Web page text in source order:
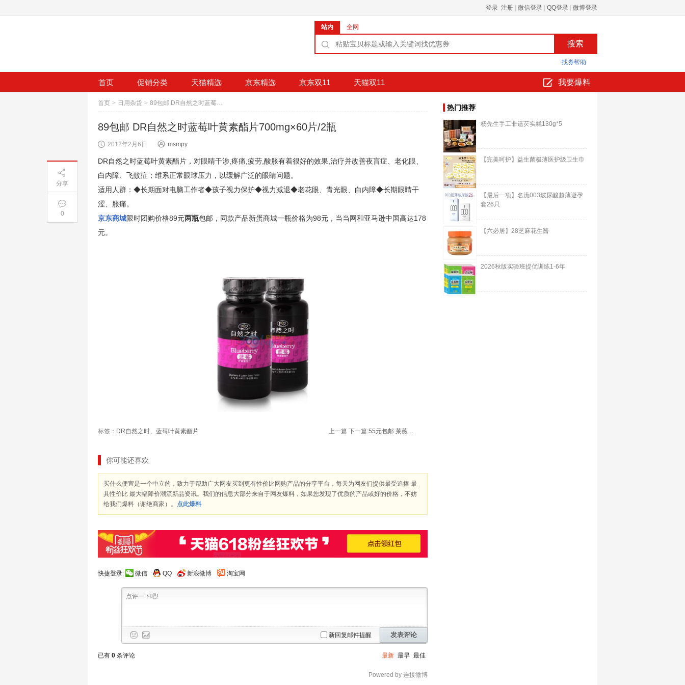
登录 注册 微信登录 QQ登录 微博登录
站内 全网
找券帮助
首页 促销分类 天猫精选 京东精选 京东双11 天猫双11 我要爆料
首页 > 日用杂货 > 89包邮 DR自然之时蓝莓叶黄素酯片700mg×60片/2瓶
89包邮 DR自然之时蓝莓叶黄素酯片700mg×60片/2瓶
2012年2月6日 msmpy
DR自然之时蓝莓叶黄素酯片，对眼睛干涉,疼痛,疲劳,酸胀有着很好的效果,治疗并改善夜盲症、老化眼、
白内障、飞蚊症；维系正常眼球压力，以缓解广泛的眼睛问题。
适用人群：◆长期面对电脑工作者◆孩子视力保护◆视力减退◆老花眼、青光眼、白内障◆长期眼睛干
涩、胀痛。
京东商城限时团购价格89元两瓶包邮，同款产品新蛋商城一瓶价格为98元，当当网和亚马逊中国高达178
元。
标签： DR自然之时、 蓝莓叶黄素酯片 上一篇 下一篇: 55元包邮 莱薇妈咪 印花长袖孕妇连衣裙96558
你可能还喜欢
买什么便宜是一个中立的，致力于帮助广大网友买到更有性价比网购产品的分享平台，每天为网友们提供最受追捧 最
具性价比 最大幅降价潮流新品资讯。我们的信息大部分来自于网友爆料，如果您发现了优质的产品或好的价格，不妨
给我们爆料（谢绝商家）。 点此爆料
快捷登录: 微信 QQ 新浪微博 淘宝网
新回复邮件提醒 发表评论
已有 0 条评论 最新 最早 最佳
Powered by 连接微博
热门推荐
杨先生手工非遗芡实糕130g*5
【完美呵护】益生菌极薄医护级卫生巾
【最后一项】名流003玻尿酸超薄避孕
套26只
【六必居】28芝麻花生酱
2026秋版实验班提优训练1-6年
分享
0